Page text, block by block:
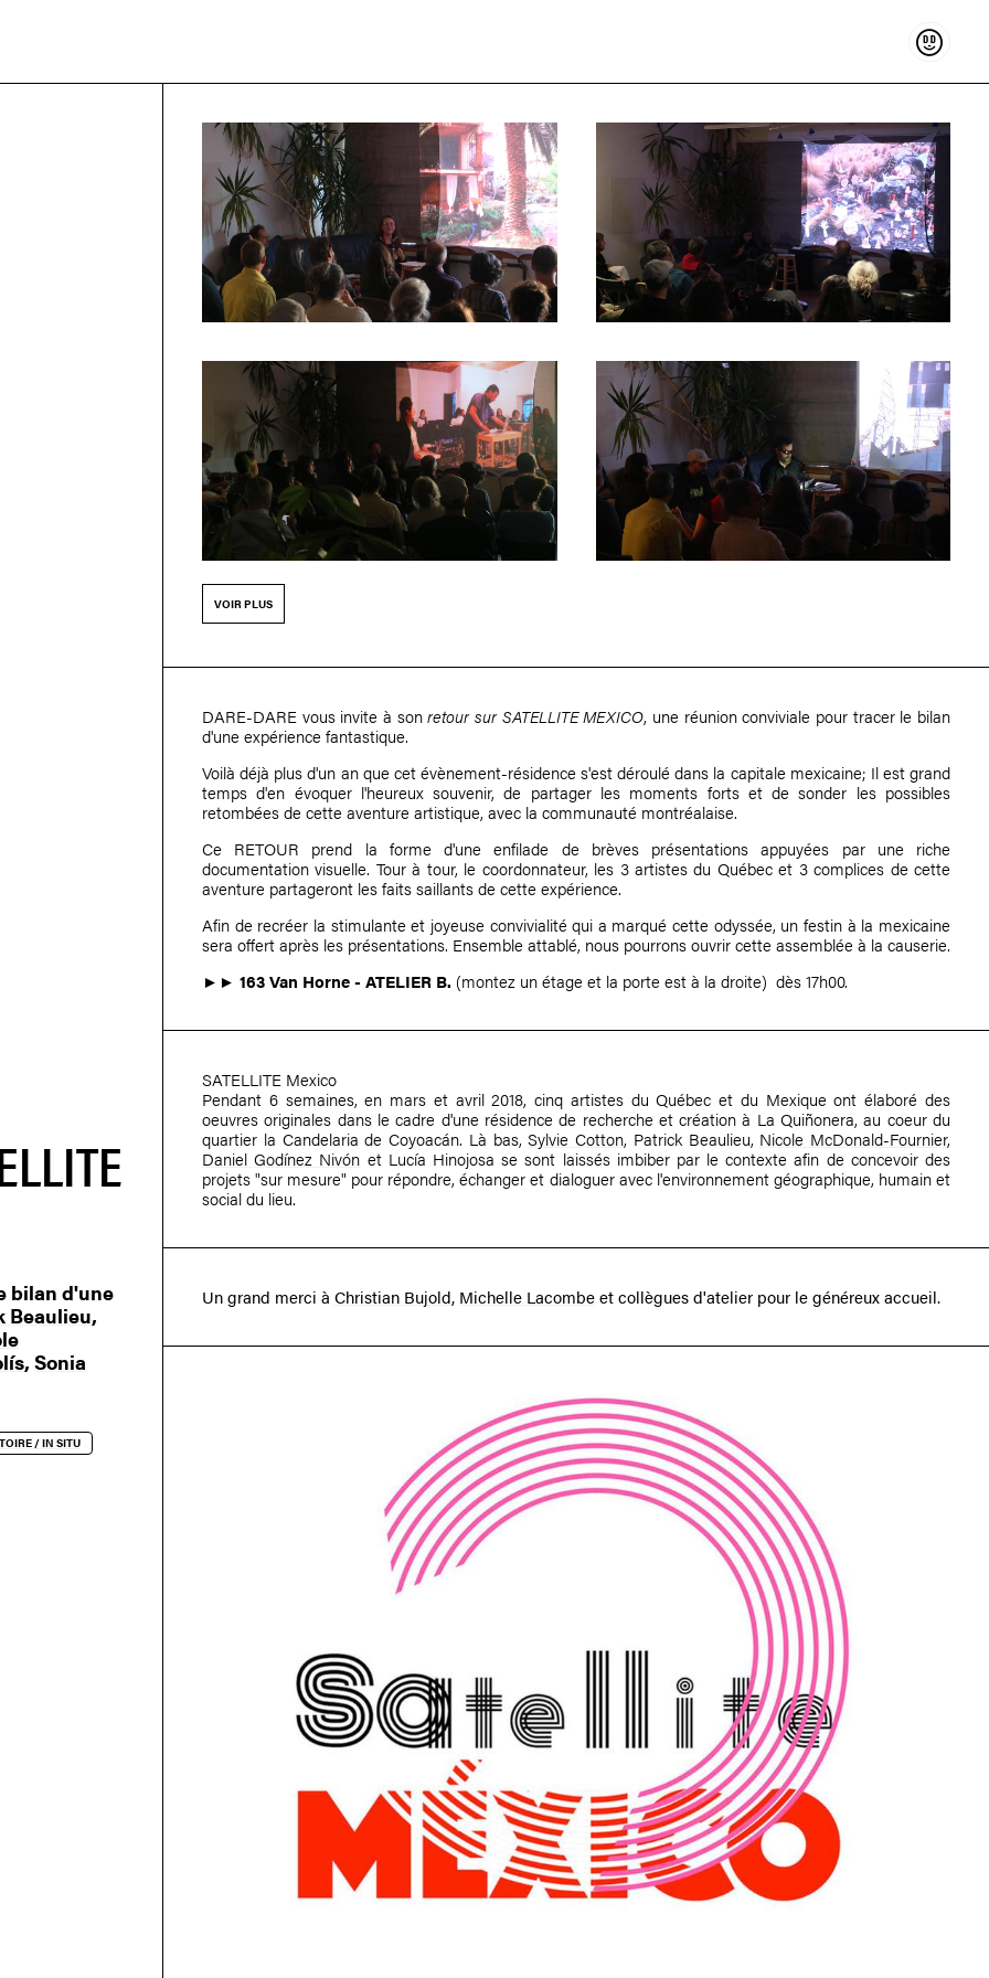
Soutenir
bilan d'une
Beaulieu,
, Sonia
/ IN SITU
VOIR PLUS
DARE-DARE vous invite à sonretour sur SATELLITE MEXICO, une réunion conviviale pour tracer le bilan
d'une expérience fantastique.
Voilà déjà plus d'un an que cet évènement-résidence s'est déroulé dans la capitale mexicaine; Il est grand
temps d'en évoquer l'heureux souvenir, de partager les moments forts et de sonder les possibles
retombées de cette aventure artistique, avec la communauté montréalaise.
Ce RETOUR prend la forme d'une enfilade de brèves présentations appuyées par une riche
documentation visuelle. Tour à tour, le coordonnateur, les 3 artistes du Québec et 3 complices de cette
aventure partageront les faits saillants de cette expérience.
Afin de recréer la stimulante et joyeuse convivialité qui a marqué cette odyssée, un festin à la mexicaine
sera offert après les présentations. Ensemble attablé, nous pourrons ouvrir cette assemblée à la causerie.
►► 163 Van Horne - ATELIER B. (montez un étage et la porte est à la droite) dès 17h00.
SATELLITE Mexico
Pendant 6 semaines, en mars et avril 2018, cinq artistes du Québec et du Mexique ont élaboré des
oeuvres originales dans le cadre d'une résidence de recherche et création à La Quiñonera, au coeur du
quartier la Candelaria de Coyoacán. Là bas,Sylvie Cotton, Patrick Beaulieu, Nicole McDonald-Fournier,
Daniel Godínez Nivón et Lucía Hinojosa se sont laissés imbiber par le contexte afin de concevoir des
projets "sur mesure" pour répondre, échanger et dialoguer avec l'environnement géographique, humain et
social du lieu.
Un grand merci à Christian Bujold, Michelle Lacombeet collègues d'atelier pour le généreux accueil.